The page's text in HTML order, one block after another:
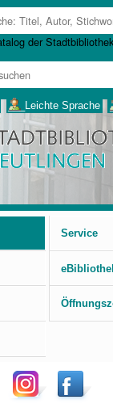
___Leichte Sprache
Service